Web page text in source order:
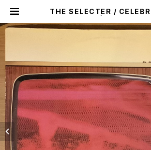
THE SELECTER /
cords